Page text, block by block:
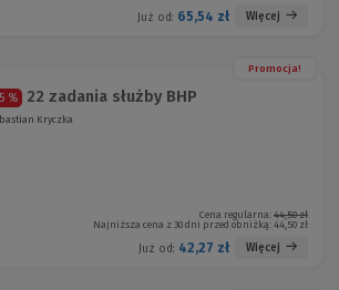
Już od: 65,54 zł Więcej
Promocja!
% 22 zadania służby BHP
Kryczka
Cena regularna: 44,50 zł
Najniższa cena z 30 dni przed obniżką: 44,50 zł
Już od: 42,27 zł Więcej